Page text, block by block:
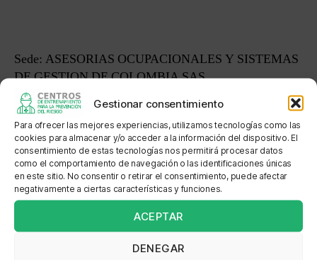
Gestionar consentimiento
Para ofrecer las mejores experiencias, utilizamos tecnologías como las
cookies para almacenar y/o acceder a la información del dispositivo. El
consentimiento de estas tecnologías nos permitirá procesar datos
como el comportamiento de navegación o las identificaciones únicas
en este sitio. No consentir o retirar el consentimiento, puede afectar
negativamente a ciertas características y funciones.
ACEPTAR
DENEGAR
Sede: ASESORIAS OCUPACIONALES Y SISTEMAS
DE GESTION DE COLOMBIA SAS
Dirección: Calle 84B No 39B-20
Localización: BARRANQUILLA
CCP TRABAJO EN ALTURA SAS